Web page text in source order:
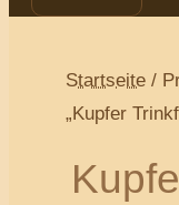
Startseite /
„Kupfer